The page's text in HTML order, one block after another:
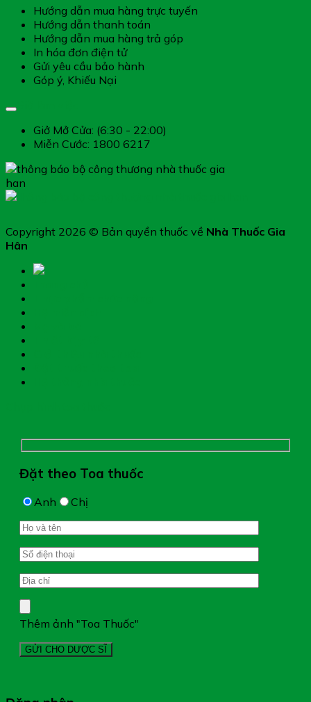
Hướng dẫn mua hàng trực tuyến
Hướng dẫn thanh toán
Hướng dẫn mua hàng trả góp
In hóa đơn điện tử
Gửi yêu cầu bảo hành
Góp ý, Khiếu Nại
Giở Mở Cửa: (6:30 - 22:00)
Miễn Cước: 1800 6217
Copyright 2026 © Bản quyền thuốc về Nhà Thuốc Gia
Hân
Đặt theo Toa thuốc
Anh Chị
Thêm ảnh "Toa Thuốc"